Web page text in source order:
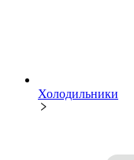
Холодильники